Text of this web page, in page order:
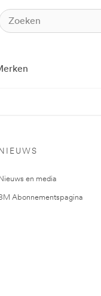
Nieuws en media
Abonnementspagina